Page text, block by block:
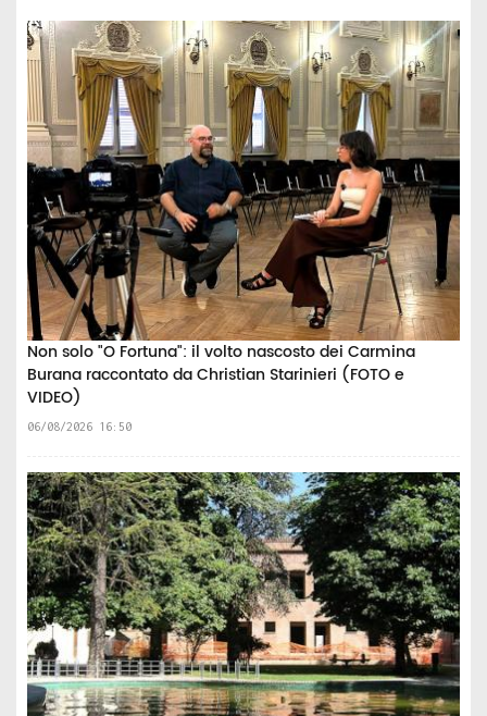
Non solo "O Fortuna": il volto nascosto dei Carmina
Burana raccontato da Christian Starinieri (FOTO e
VIDEO)
06/08/2026 16:50